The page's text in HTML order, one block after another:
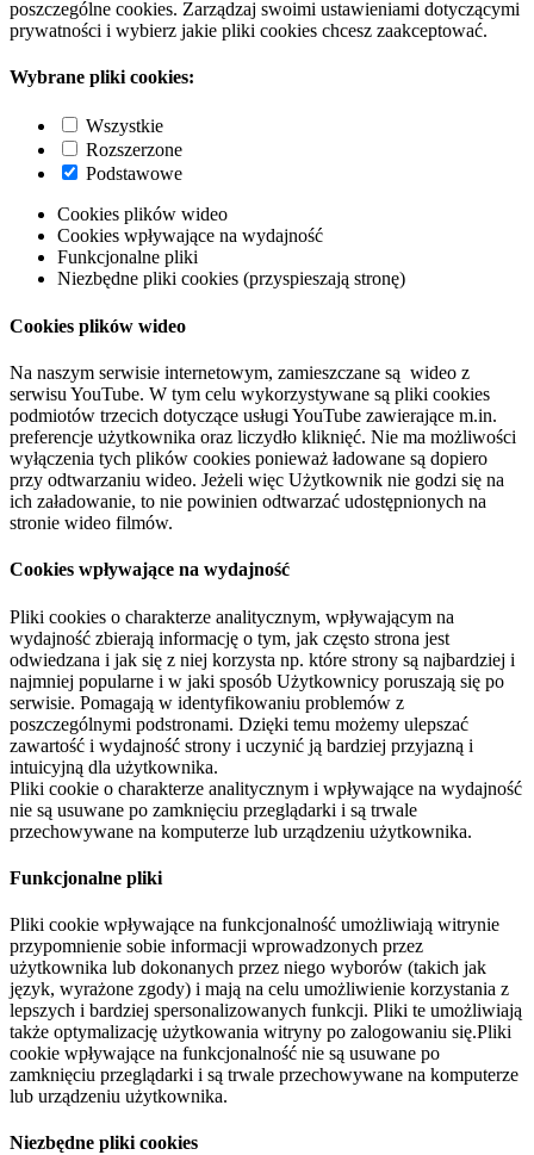
poszczególne cookies. Zarządzaj swoimi ustawieniami dotyczącymi
prywatności i wybierz jakie pliki cookies chcesz zaakceptować.
Wybrane pliki cookies:
Wszystkie
Rozszerzone
Podstawowe
Cookies plików wideo
Cookies wpływające na wydajność
Funkcjonalne pliki
Niezbędne pliki cookies (przyspieszają stronę)
Cookies plików wideo
Na naszym serwisie internetowym, zamieszczane są wideo z
serwisu YouTube. W tym celu wykorzystywane są pliki cookies
podmiotów trzecich dotyczące usługi YouTube zawierające m.in.
preferencje użytkownika oraz liczydło kliknięć. Nie ma możliwości
wyłączenia tych plików cookies ponieważ ładowane są dopiero
przy odtwarzaniu wideo. Jeżeli więc Użytkownik nie godzi się na
ich załadowanie, to nie powinien odtwarzać udostępnionych na
stronie wideo filmów.
Cookies wpływające na wydajność
Pliki cookies o charakterze analitycznym, wpływającym na
wydajność zbierają informację o tym, jak często strona jest
odwiedzana i jak się z niej korzysta np. które strony są najbardziej i
najmniej popularne i w jaki sposób Użytkownicy poruszają się po
serwisie. Pomagają w identyfikowaniu problemów z
poszczególnymi podstronami. Dzięki temu możemy ulepszać
zawartość i wydajność strony i uczynić ją bardziej przyjazną i
intuicyjną dla użytkownika.
Pliki cookie o charakterze analitycznym i wpływające na wydajność
nie są usuwane po zamknięciu przeglądarki i są trwale
przechowywane na komputerze lub urządzeniu użytkownika.
Funkcjonalne pliki
Pliki cookie wpływające na funkcjonalność umożliwiają witrynie
przypomnienie sobie informacji wprowadzonych przez
użytkownika lub dokonanych przez niego wyborów (takich jak
język, wyrażone zgody) i mają na celu umożliwienie korzystania z
lepszych i bardziej spersonalizowanych funkcji. Pliki te umożliwiają
także optymalizację użytkowania witryny po zalogowaniu się.Pliki
cookie wpływające na funkcjonalność nie są usuwane po
zamknięciu przeglądarki i są trwale przechowywane na komputerze
lub urządzeniu użytkownika.
Niezbędne pliki cookies